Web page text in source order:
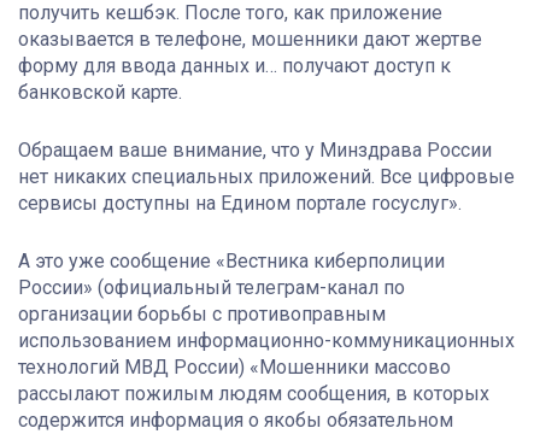
получить кешбэк. После того, как приложение
оказывается в телефоне, мошенники дают жертве
форму для ввода данных и… получают доступ к
банковской карте.
Обращаем ваше внимание, что у Минздрава России
нет никаких специальных приложений. Все цифровые
сервисы доступны на Едином портале госуслуг».
А это уже сообщение «Вестника киберполиции
России» (официальный телеграм-канал по
организации борьбы с противоправным
использованием информационно-коммуникационных
технологий МВД России) «Мошенники массово
рассылают пожилым людям сообщения, в которых
содержится информация о якобы обязательном